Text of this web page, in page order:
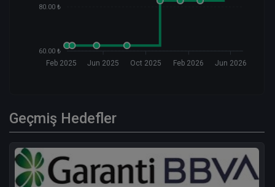
80.00 ₺
60.00 ₺
Feb 2025 Jun 2025 Oct 2025 Feb 2026 Jun 2026
Geçmiş Hedefler